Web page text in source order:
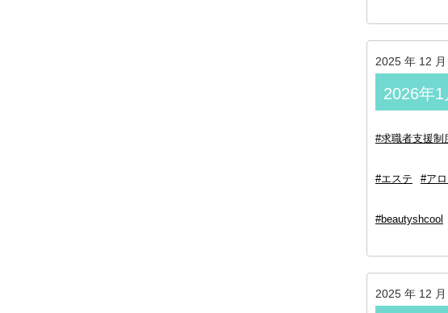
2025 年 12
2026年
#求職者支援制
#エステ #ア
#beautyshcool
2025 年 12